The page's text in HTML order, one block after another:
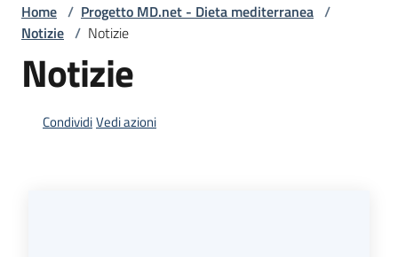
Home / Progetto MD.net - Dieta mediterranea /
Notizie / Notizie
Notizie
CondividiVedi azioni